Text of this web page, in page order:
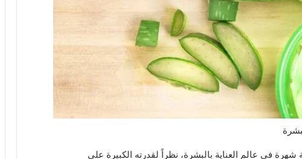
شهرة في عالم العناية بالبشرة، نظراً لقدرته الكبيرة على